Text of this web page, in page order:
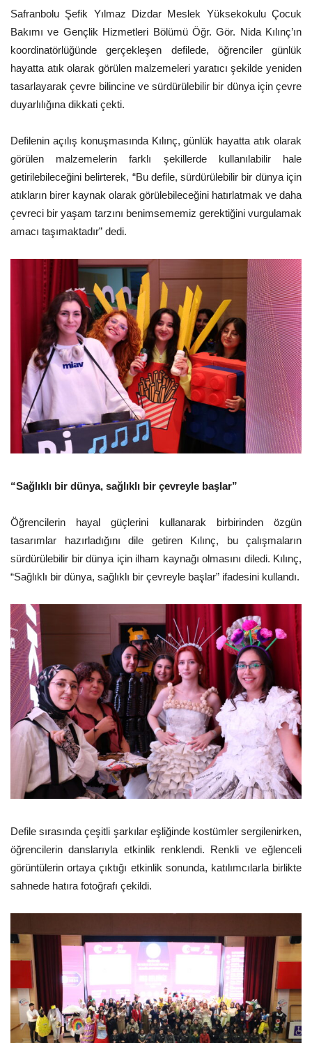
Safranbolu Şefik Yılmaz Dizdar Meslek Yüksekokulu Çocuk
Bakımı ve Gençlik Hizmetleri Bölümü Öğr. Gör. Nida Kılınç’ın
koordinatörlüğünde gerçekleşen defilede, öğrenciler günlük
hayatta atık olarak görülen malzemeleri yaratıcı şekilde yeniden
tasarlayarak çevre bilincine ve sürdürülebilir bir dünya için çevre
duyarlılığına dikkati çekti.
Defilenin açılış konuşmasında Kılınç, günlük hayatta atık olarak
görülen malzemelerin farklı şekillerde kullanılabilir hale
getirilebileceğini belirterek, “Bu defile, sürdürülebilir bir dünya için
atıkların birer kaynak olarak görülebileceğini hatırlatmak ve daha
çevreci bir yaşam tarzını benimsememiz gerektiğini vurgulamak
amacı taşımaktadır” dedi.
“Sağlıklı bir dünya, sağlıklı bir çevreyle başlar”
Öğrencilerin hayal güçlerini kullanarak birbirinden özgün
tasarımlar hazırladığını dile getiren Kılınç, bu çalışmaların
sürdürülebilir bir dünya için ilham kaynağı olmasını diledi. Kılınç,
“Sağlıklı bir dünya, sağlıklı bir çevreyle başlar” ifadesini kullandı.
Defile sırasında çeşitli şarkılar eşliğinde kostümler sergilenirken,
öğrencilerin danslarıyla etkinlik renklendi. Renkli ve eğlenceli
görüntülerin ortaya çıktığı etkinlik sonunda, katılımcılarla birlikte
sahnede hatıra fotoğrafı çekildi.